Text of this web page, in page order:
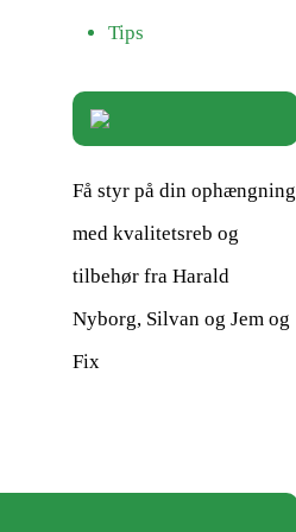
Tips
Få styr på din ophængning
med kvalitetsreb og
tilbehør fra Harald
Nyborg, Silvan og Jem og
Fix